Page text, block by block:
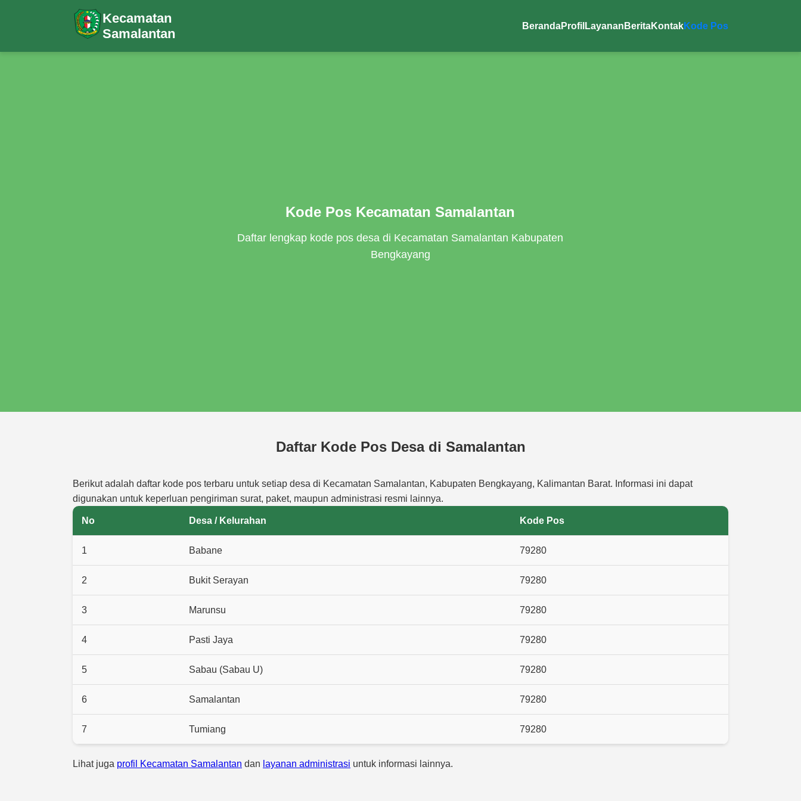
Kecamatan
Samalantan
BerandaProfil Layanan BeritaKontakKode Pos
Kode Pos Kecamatan Samalantan
Daftar lengkap kode pos desa di Kecamatan Samalantan Kabupaten
Bengkayang
Daftar Kode Pos Desa di Samalantan
Berikut adalah daftar kode pos terbaru untuk setiap desa di Kecamatan Samalantan, Kabupaten Bengkayang, Kalimantan Barat. Informasi ini dapat
digunakan untuk keperluan pengiriman surat, paket, maupun administrasi resmi lainnya.
No Desa / Kelurahan Kode Pos
1 Babane 79280
2 Bukit Serayan 79280
3 Marunsu 79280
4 Pasti Jaya 79280
5 Sabau (Sabau U) 79280
6 Samalantan 79280
7 Tumiang 79280
Lihat juga profil Kecamatan Samalantan dan layanan administrasi untuk informasi lainnya.